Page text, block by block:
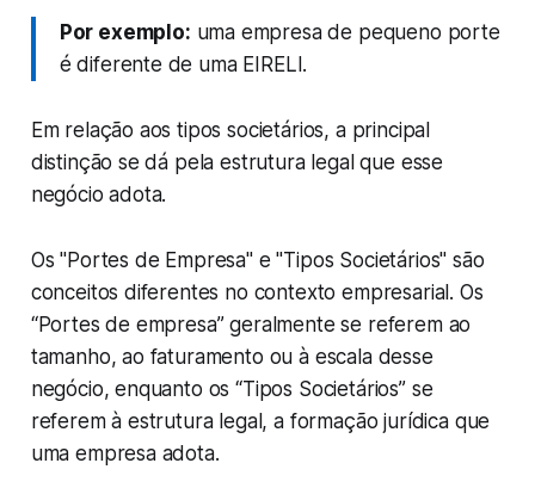
Por exemplo: uma empresa de pequeno porte
é diferente de uma EIRELI.
Em relação aos tipos societários, a principal
distinção se dá pela estrutura legal que esse
negócio adota.
Os "Portes de Empresa" e "Tipos Societários" são
conceitos diferentes no contexto empresarial. Os
“Portes de empresa” geralmente se referem ao
tamanho, ao faturamento ou à escala desse
negócio, enquanto os “Tipos Societários” se
referem à estrutura legal, a formação jurídica que
uma empresa adota.